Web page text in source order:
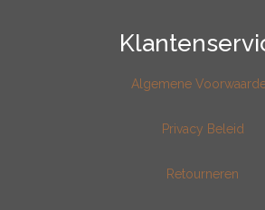
Algemene
Privacy Beleid
Retourneren